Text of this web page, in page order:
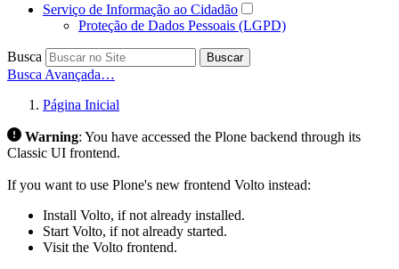
Serviço de Informação ao Cidadão
Proteção de Dados Pessoais (LGPD)
Busca Buscar
Busca Avançada…
Página Inicial
Warning: You have accessed the Plone backend through its
Classic UI frontend.
If you want to use Plone's new frontend Volto instead:
Install Volto, if not already installed.
Start Volto, if not already started.
Visit the Volto frontend.